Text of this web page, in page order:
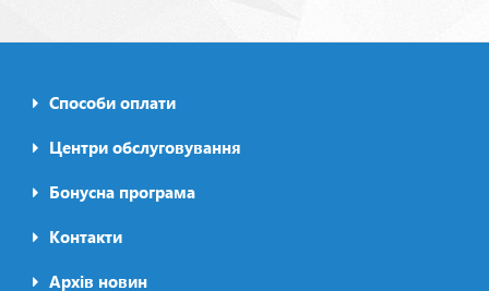
Footer0
menu
Способи оплати
Центри обслуговування
Бонусна програма
Контакти
Архів новин